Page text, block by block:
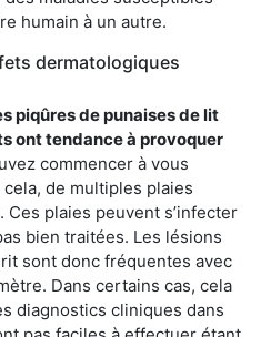
humain à un autre.
dermatologiques
piqûres de punaises de lit
ont tendance à provoquer
commencer à vous
de multiples plaies
plaies peuvent s’infecter
bien traitées. Les lésions
sont donc fréquentes avec
Dans certains cas, cela
diagnostics cliniques dans